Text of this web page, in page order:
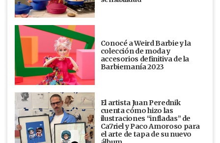
Conocé a Weird Barbie y la
colección de moda y
accesorios definitiva de la
Barbiemanía 2023
El artista Juan Perednik
cuenta cómo hizo las
ilustraciones “infladas” de
Ca7riel y Paco Amoroso para
el arte de tapa de su nuevo